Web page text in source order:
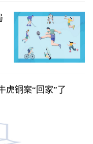
虎铜案“回家”了